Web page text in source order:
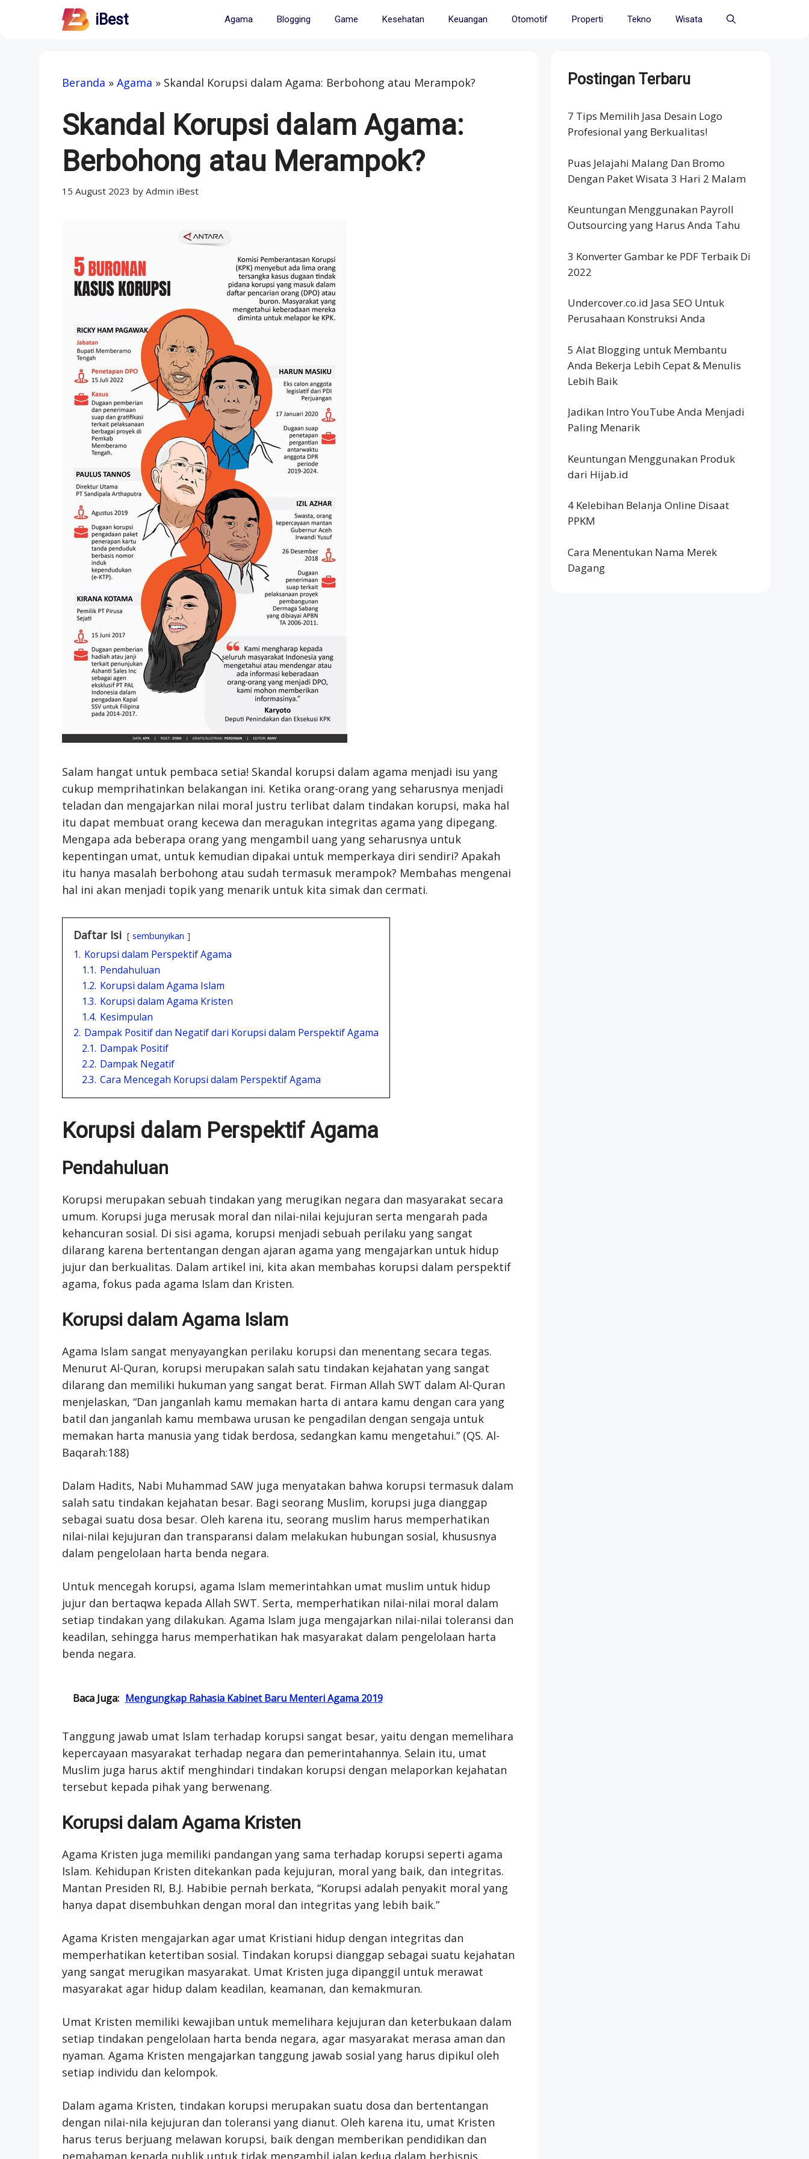
iBest Agama Blogging Game Kesehatan Keuangan Otomotif Properti Tekno Wisata
Beranda » Agama » Skandal Korupsi dalam Agama: Berbohong atau Merampok?
Skandal Korupsi dalam Agama:
Berbohong atau Merampok?
15 August 2023 by Admin iBest
Salam hangat untuk pembaca setia! Skandal korupsi dalam agama menjadi isu yang
cukup memprihatinkan belakangan ini. Ketika orang-orang yang seharusnya menjadi
teladan dan mengajarkan nilai moral justru terlibat dalam tindakan korupsi, maka hal
itu dapat membuat orang kecewa dan meragukan integritas agama yang dipegang.
Mengapa ada beberapa orang yang mengambil uang yang seharusnya untuk
kepentingan umat, untuk kemudian dipakai untuk memperkaya diri sendiri? Apakah
itu hanya masalah berbohong atau sudah termasuk merampok? Membahas mengenai
hal ini akan menjadi topik yang menarik untuk kita simak dan cermati.
Daftar Isi sembunyikan
1. Korupsi dalam Perspektif Agama
1.1. Pendahuluan
1.2. Korupsi dalam Agama Islam
1.3. Korupsi dalam Agama Kristen
1.4. Kesimpulan
2. Dampak Positif dan Negatif dari Korupsi dalam Perspektif Agama
2.1. Dampak Positif
2.2. Dampak Negatif
2.3. Cara Mencegah Korupsi dalam Perspektif Agama
Korupsi dalam Perspektif Agama
Pendahuluan
Korupsi merupakan sebuah tindakan yang merugikan negara dan masyarakat secara
umum. Korupsi juga merusak moral dan nilai-nilai kejujuran serta mengarah pada
kehancuran sosial. Di sisi agama, korupsi menjadi sebuah perilaku yang sangat
dilarang karena bertentangan dengan ajaran agama yang mengajarkan untuk hidup
jujur dan berkualitas. Dalam artikel ini, kita akan membahas korupsi dalam perspektif
agama, fokus pada agama Islam dan Kristen.
Korupsi dalam Agama Islam
Agama Islam sangat menyayangkan perilaku korupsi dan menentang secara tegas.
Menurut Al-Quran, korupsi merupakan salah satu tindakan kejahatan yang sangat
dilarang dan memiliki hukuman yang sangat berat. Firman Allah SWT dalam Al-Quran
menjelaskan, “Dan janganlah kamu memakan harta di antara kamu dengan cara yang
batil dan janganlah kamu membawa urusan ke pengadilan dengan sengaja untuk
memakan harta manusia yang tidak berdosa, sedangkan kamu mengetahui.” (QS. Al-
Baqarah:188)
Dalam Hadits, Nabi Muhammad SAW juga menyatakan bahwa korupsi termasuk dalam
salah satu tindakan kejahatan besar. Bagi seorang Muslim, korupsi juga dianggap
sebagai suatu dosa besar. Oleh karena itu, seorang muslim harus memperhatikan
nilai-nilai kejujuran dan transparansi dalam melakukan hubungan sosial, khususnya
dalam pengelolaan harta benda negara.
Untuk mencegah korupsi, agama Islam memerintahkan umat muslim untuk hidup
jujur dan bertaqwa kepada Allah SWT. Serta, memperhatikan nilai-nilai moral dalam
setiap tindakan yang dilakukan. Agama Islam juga mengajarkan nilai-nilai toleransi dan
keadilan, sehingga harus memperhatikan hak masyarakat dalam pengelolaan harta
benda negara.
Baca Juga: Mengungkap Rahasia Kabinet Baru Menteri Agama 2019
Tanggung jawab umat Islam terhadap korupsi sangat besar, yaitu dengan memelihara
kepercayaan masyarakat terhadap negara dan pemerintahannya. Selain itu, umat
Muslim juga harus aktif menghindari tindakan korupsi dengan melaporkan kejahatan
tersebut kepada pihak yang berwenang.
Korupsi dalam Agama Kristen
Agama Kristen juga memiliki pandangan yang sama terhadap korupsi seperti agama
Islam. Kehidupan Kristen ditekankan pada kejujuran, moral yang baik, dan integritas.
Mantan Presiden RI, B.J. Habibie pernah berkata, “Korupsi adalah penyakit moral yang
hanya dapat disembuhkan dengan moral dan integritas yang lebih baik.”
Agama Kristen mengajarkan agar umat Kristiani hidup dengan integritas dan
memperhatikan ketertiban sosial. Tindakan korupsi dianggap sebagai suatu kejahatan
yang sangat merugikan masyarakat. Umat Kristen juga dipanggil untuk merawat
masyarakat agar hidup dalam keadilan, keamanan, dan kemakmuran.
Umat Kristen memiliki kewajiban untuk memelihara kejujuran dan keterbukaan dalam
setiap tindakan pengelolaan harta benda negara, agar masyarakat merasa aman dan
nyaman. Agama Kristen mengajarkan tanggung jawab sosial yang harus dipikul oleh
setiap individu dan kelompok.
Dalam agama Kristen, tindakan korupsi merupakan suatu dosa dan bertentangan
dengan nilai-nila kejujuran dan toleransi yang dianut. Oleh karena itu, umat Kristen
harus terus berjuang melawan korupsi, baik dengan memberikan pendidikan dan
pemahaman kepada publik untuk tidak mengambil jalan kedua dalam berbisnis,
Postingan Terbaru
7 Tips Memilih Jasa Desain Logo
Profesional yang Berkualitas!
Puas Jelajahi Malang Dan Bromo
Dengan Paket Wisata 3 Hari 2 Malam
Keuntungan Menggunakan Payroll
Outsourcing yang Harus Anda Tahu
3 Konverter Gambar ke PDF Terbaik Di
2022
Undercover.co.id Jasa SEO Untuk
Perusahaan Konstruksi Anda
5 Alat Blogging untuk Membantu
Anda Bekerja Lebih Cepat & Menulis
Lebih Baik
Jadikan Intro YouTube Anda Menjadi
Paling Menarik
Keuntungan Menggunakan Produk
dari Hijab.id
4 Kelebihan Belanja Online Disaat
PPKM
Cara Menentukan Nama Merek
Dagang